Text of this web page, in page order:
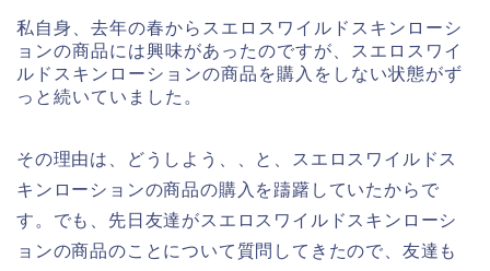
私自身、去年の春からスエロスワイルドスキンローシ
ョンの商品には興味があったのですが、スエロスワイ
ルドスキンローションの商品を購入をしない状態がず
っと続いていました。
その理由は、どうしよう、、と、スエロスワイルドス
キンローションの商品の購入を躊躇していたからで
す。でも、先日友達がスエロスワイルドスキンローシ
ョンの商品のことについて質問してきたので、友達も